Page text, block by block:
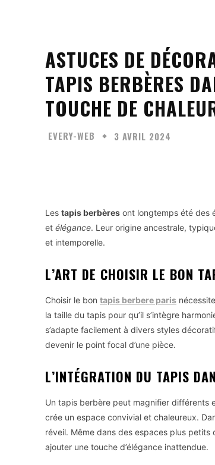
ASTUCES DE
TAPIS BERBÈRES
TOUCHE DE
EVERY-WEB 3 AVRIL 2024
Les tapis berbères ont longtemps été des
et élégance. Leur origine ancestrale,
et intemporelle.
L’ART DE CHOISIR LE BON
Choisir le bon tapis berbere paris
la taille du tapis pour qu’il s’intègre
s’adapte facilement à divers styles
devenir le point focal d’une pièce.
L’INTÉGRATION DU TAPIS
Un tapis berbère peut magnifier différents
crée un espace convivial et chaleureux.
réveil. Même dans des espaces plus
ajouter une touche d’élégance inattendue.